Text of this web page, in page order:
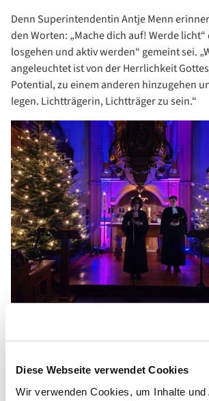
Diese Webseite verwendet Cookies
Wir verwenden Cookies, um Inhalte und
Denn Superintendentin Antje Menn
den Worten: „Mache dich auf! Werde
losgehen und aktiv werden“ gemeint sei.
angeleuchtet ist von der Herrlichkeit
Potential, zu einem anderen hinzugehen
legen. Lichtträgerin, Lichtträger zu sein.“
Superintendentin Pfarrerin Antje Menn
Pfarrerin Annette Stoll lud die Menschen
darüber zu meditieren, „was unsere